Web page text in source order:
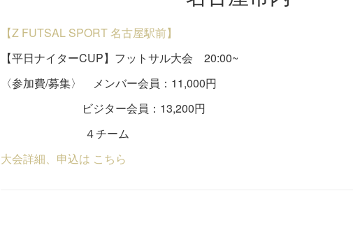
【Z FUTSAL SPORT 名古屋駅前】
【平日ナイターCUP】フットサル大会 20:00~
〈参加費/募集〉 メンバー会員：11,000円
ビジター会員：13,200円
４チーム
大会詳細、申込は こちら